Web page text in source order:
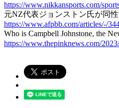
https://www.nikkansports.com/
元NZ代表ジョンストン氏が同
https://www.afpbb.com/articles/-/
Who is Campbell Johnstone, the
https://www.thepinknews.com/